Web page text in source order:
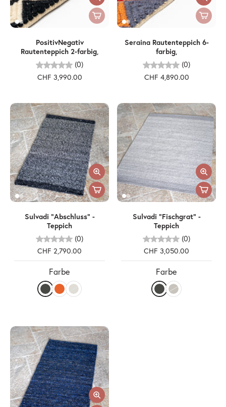
PositivNegativ
Rautenteppich 2-farbig,
(0)
CHF 3,990.00
Seraina Rautenteppich 6-
farbig,
(0)
CHF 4,890.00
Sulvadi "Abschluss" -
Teppich
(0)
CHF 2,790.00
Farbe
Sulvadi "Fischgrat" -
Teppich
(0)
CHF 3,050.00
Farbe